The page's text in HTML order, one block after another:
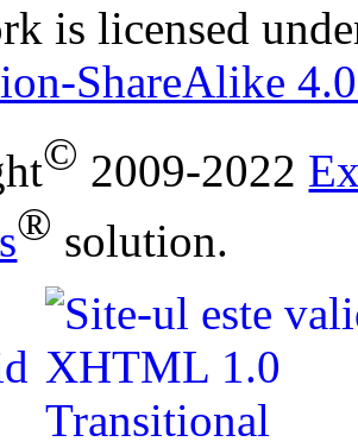
is licensed
ShareAlike
© 2009-2022
® solution.